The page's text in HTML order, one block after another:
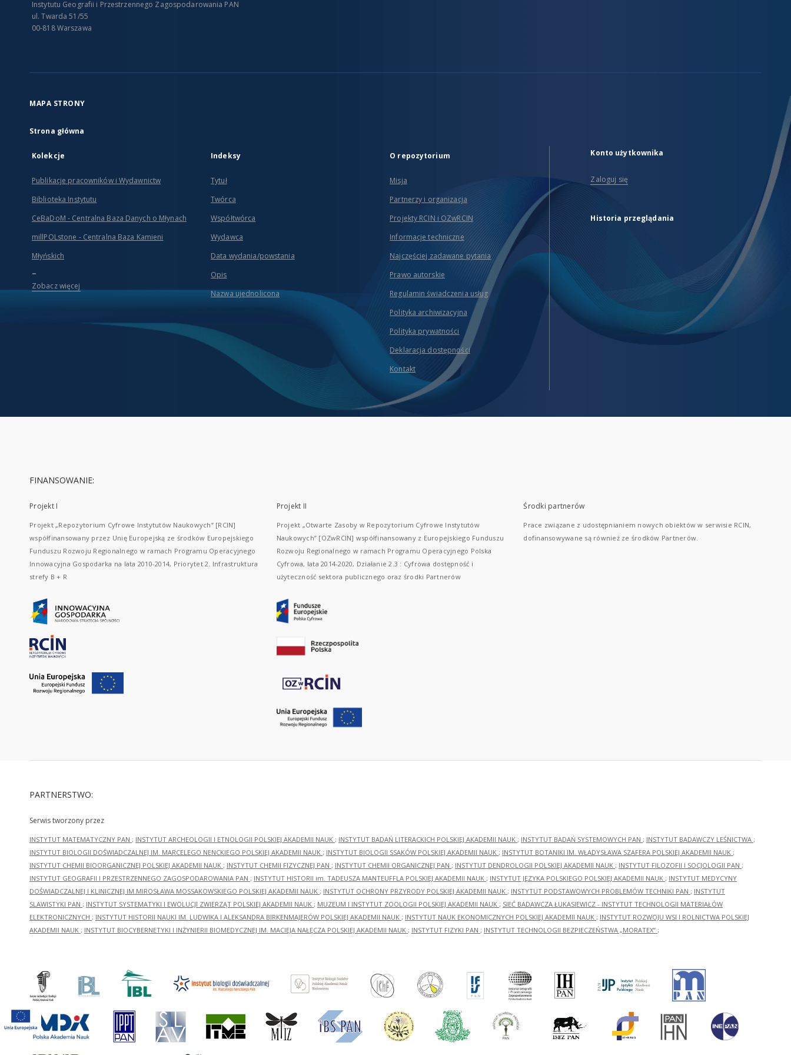
Instytutu Geografii i Przestrzennego Zagospodarowania PAN
ul. Twarda 51/55
00-818 Warszawa
MAPA STRONY
Strona główna
Kolekcje
Publikacje pracowników i Wydawnictw
Biblioteka Instytutu
CeBaDoM - Centralna Baza Danych o Młynach
millPOLstone - Centralna Baza Kamieni
Młyńskich
...
Zobacz więcej
Indeksy
Tytuł
Twórca
Współtwórca
Wydawca
Data wydania/powstania
Opis
Nazwa ujednolicona
O repozytorium
Misja
Partnerzy i organizacja
Projekty RCIN i OZwRCIN
Informacje techniczne
Najczęściej zadawane pytania
Prawo autorskie
Regulamin świadczenia usług
Polityka archiwizacyjna
Polityka prywatności
Deklaracja dostępności
Kontakt
Konto użytkownika
Zaloguj się
Historia przeglądania
FINANSOWANIE:
Projekt I
Projekt „Repozytorium Cyfrowe Instytutów Naukowych” [RCIN]
współfinansowany przez Unię Europejską ze środków Europejskiego
Funduszu Rozwoju Regionalnego w ramach Programu Operacyjnego
Innowacyjna Gospodarka na lata 2010-2014, Priorytet 2. Infrastruktura
strefy B + R
Projekt II
Projekt „Otwarte Zasoby w Repozytorium Cyfrowe Instytutów
Naukowych” [OZwRCIN] współfinansowany z Europejskiego Funduszu
Rozwoju Regionalnego w ramach Programu Operacyjnego Polska
Cyfrowa, lata 2014-2020, Działanie 2.3 : Cyfrowa dostępność i
użyteczność sektora publicznego oraz środki Partnerów
Środki partnerów
Prace związane z udostępnianiem nowych obiektów w serwisie RCIN,
dofinansowywane są również ze środków Partnerów.
PARTNERSTWO:
Serwis tworzony przez
INSTYTUT MATEMATYCZNY PAN ; INSTYTUT ARCHEOLOGII I ETNOLOGII POLSKIEJ AKADEMII NAUK ; INSTYTUT BADAŃ LITERACKICH POLSKIEJ AKADEMII NAUK ; INSTYTUT BADAŃ SYSTEMOWYCH PAN ; INSTYTUT BADAWCZY LEŚNICTWA ;
INSTYTUT BIOLOGII DOŚWIADCZALNEJ IM. MARCELEGO NENCKIEGO POLSKIEJ AKADEMII NAUK ; INSTYTUT BIOLOGII SSAKÓW POLSKIEJ AKADEMII NAUK ; INSTYTUT BOTANIKI IM. WŁADYSŁAWA SZAFERA POLSKIEJ AKADEMII NAUK ;
INSTYTUT CHEMII BIOORGANICZNEJ POLSKIEJ AKADEMII NAUK ; INSTYTUT CHEMII FIZYCZNEJ PAN ; INSTYTUT CHEMII ORGANICZNEJ PAN ; INSTYTUT DENDROLOGII POLSKIEJ AKADEMII NAUK ; INSTYTUT FILOZOFII I SOCJOLOGII PAN ;
INSTYTUT GEOGRAFII I PRZESTRZENNEGO ZAGOSPODAROWANIA PAN ; INSTYTUT HISTORII im. TADEUSZA MANTEUFFLA POLSKIEJ AKADEMII NAUK ; INSTYTUT JĘZYKA POLSKIEGO POLSKIEJ AKADEMII NAUK ; INSTYTUT MEDYCYNY
DOŚWIADCZALNEJ I KLINICZNEJ IM.MIROSŁAWA MOSSAKOWSKIEGO POLSKIEJ AKADEMII NAUK ; INSTYTUT OCHRONY PRZYRODY POLSKIEJ AKADEMII NAUK ; INSTYTUT PODSTAWOWYCH PROBLEMÓW TECHNIKI PAN ; INSTYTUT
SLAWISTYKI PAN ; INSTYTUT SYSTEMATYKI I EWOLUCJI ZWIERZĄT POLSKIEJ AKADEMII NAUK ; MUZEUM I INSTYTUT ZOOLOGII POLSKIEJ AKADEMII NAUK ; SIEĆ BADAWCZA ŁUKASIEWICZ - INSTYTUT TECHNOLOGII MATERIAŁÓW
ELEKTRONICZNYCH ; INSTYTUT HISTORII NAUKI IM. LUDWIKA I ALEKSANDRA BIRKENMAJERÓW POLSKIEJ AKADEMII NAUK ; INSTYTUT NAUK EKONOMICZNYCH POLSKIEJ AKADEMII NAUK ; INSTYTUT ROZWOJU WSI I ROLNICTWA POLSKIEJ
AKADEMII NAUK ; INSTYTUT BIOCYBERNETYKI I INŻYNIERII BIOMEDYCZNEJ IM. MACIEJA NAŁĘCZA POLSKIEJ AKADEMII NAUK ; INSTYTUT FIZYKI PAN ; INSTYTUT TECHNOLOGII BEZPIECZEŃSTWA „MORATEX” ;